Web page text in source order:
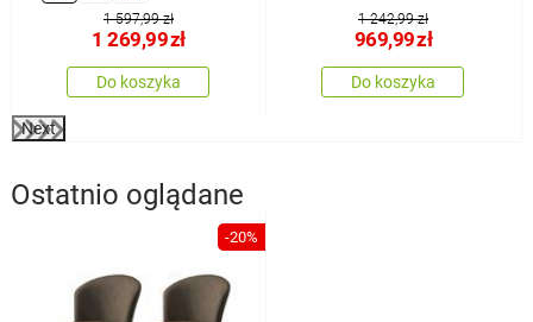
1 597,99 zł
1 269,99zł
Do koszyka
1 242,99 zł
969,99zł
Do koszyka
Next
Ostatnio oglądane
-20%